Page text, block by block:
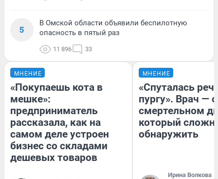
5
В Омской области объявили беспилотную
опасность в пятый раз
11 896 33
МНЕНИЕ
«Покупаешь кота в
мешке»:
предприниматель
рассказала, как на
самом деле устроен
бизнес со складами
дешевых товаров
МНЕНИЕ
«Спуталась
пургу». Врач — о
смертельном
который
обнаружить
Ирина Волкова